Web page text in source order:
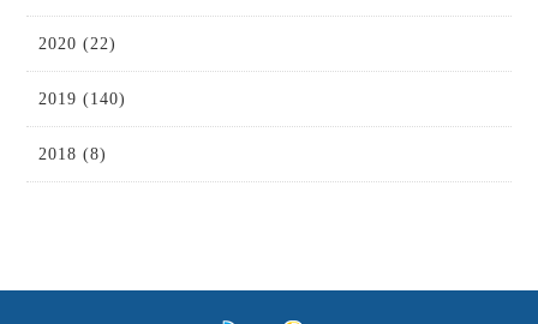
2020 (22)
2019 (140)
2018 (8)